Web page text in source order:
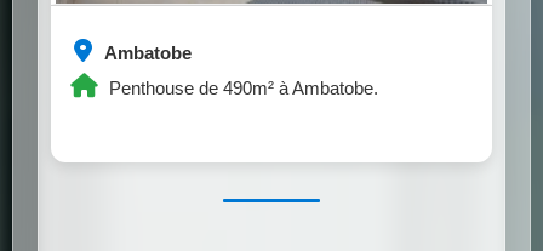
Ambatobe
Penthouse de 490m² à Ambatobe.